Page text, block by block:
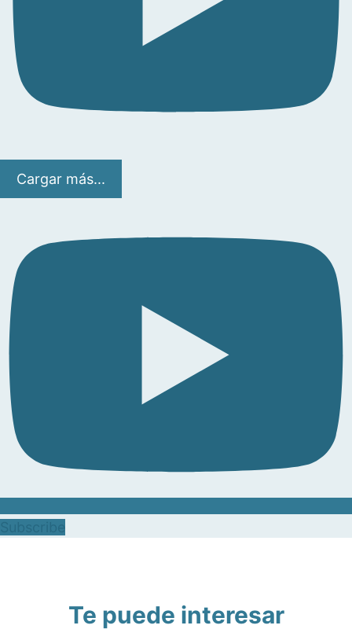
Cargar más...
Te puede interesar